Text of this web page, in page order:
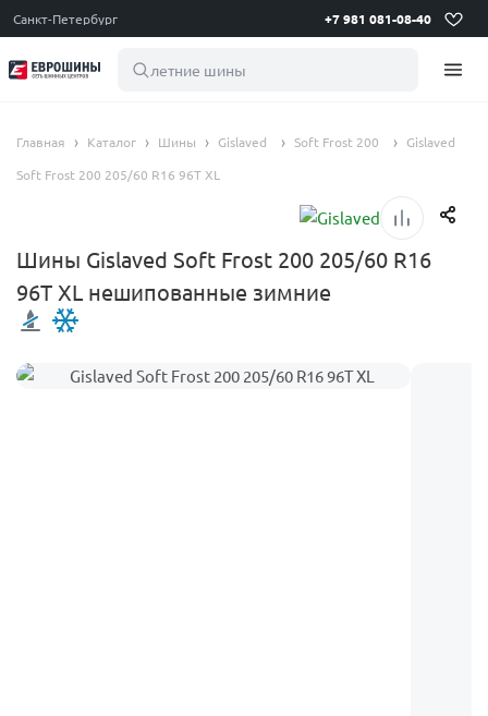
Санкт-Петербург +7 981 081-08-40
летние шины 195 65
Главная Каталог Шины Gislaved Soft Frost 200
Gislaved
Soft Frost 200 205/60 R16 96T XL
Шины Gislaved Soft Frost 200 205/60 R16
96T XL нешипованные зимние